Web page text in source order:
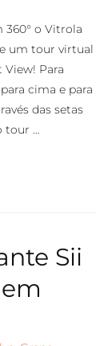
360° o Vitrola
um tour virtual
Para
cima e para
das setas
…
Sii